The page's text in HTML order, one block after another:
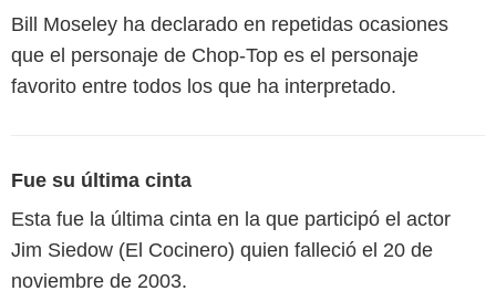
Bill Moseley ha declarado en repetidas ocasiones
que el personaje de Chop-Top es el personaje
favorito entre todos los que ha interpretado.
Fue su última cinta
Esta fue la última cinta en la que participó el actor
Jim Siedow (El Cocinero) quien falleció el 20 de
noviembre de 2003.